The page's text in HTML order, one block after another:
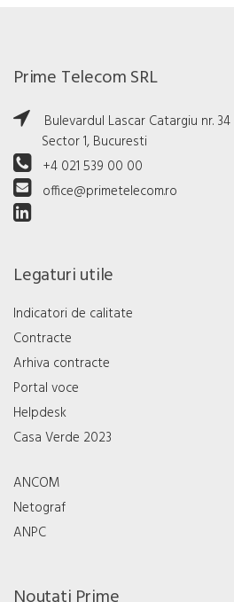
Prime Telecom SRL
Bulevardul Lascar Catargiu nr. 34
Sector 1, Bucuresti
+4 021 539 00 00
office@primetelecom.ro
Legaturi utile
Indicatori de calitate
Contracte
Arhiva contracte
Portal voce
Helpdesk
Casa Verde 2023
ANCOM
Netograf
ANPC